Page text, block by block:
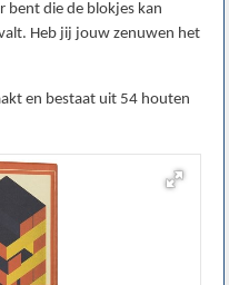
bent die de blokjes kan
Heb jij jouw zenuwen het
en bestaat uit 54 houten